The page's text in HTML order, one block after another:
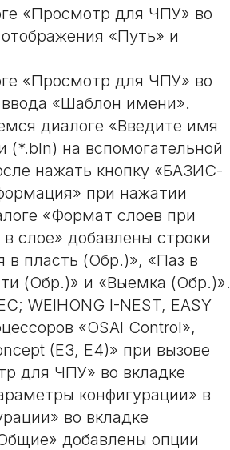
«Просмотр для ЧПУ» во
«Путь» и
«Просмотр для ЧПУ» во
«Шаблон имени».
диалоге «Введите имя
(*.bln) на вспомогательной
нажать кнопку «БАЗИС-
при нажатии
«Формат слоев при
слое» добавлены строки
в пласть (Обр.)», «Паз в
(Обр.)» и «Выемка (Обр.)».
WEIHONG I-NEST, EASY
«OSAI Control»,
(E3, E4)» при вызове
для ЧПУ» во вкладке
конфигурации» в
во вкладке
добавлены опции